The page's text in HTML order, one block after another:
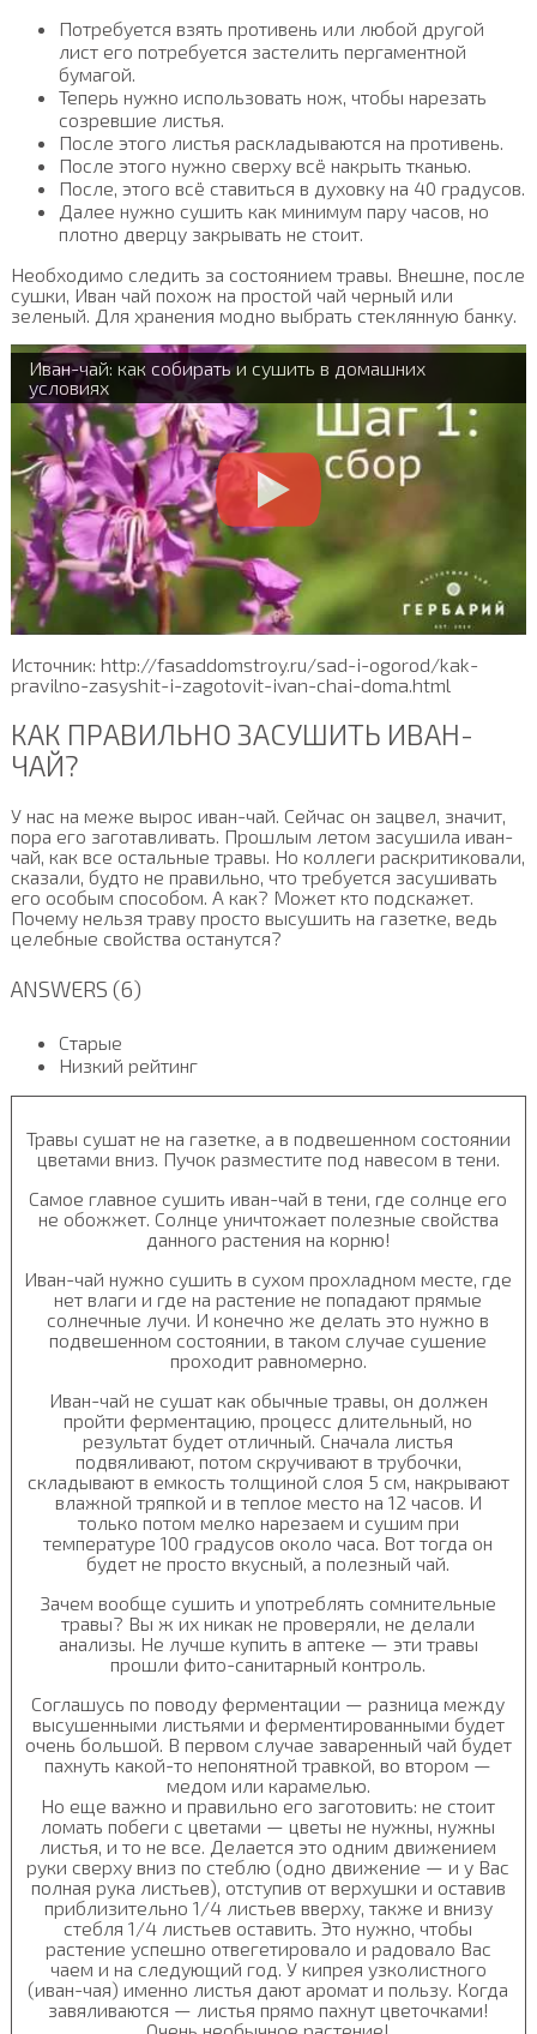
Потребуется взять противень или любой другой
лист его потребуется застелить пергаментной
бумагой.
Теперь нужно использовать нож, чтобы нарезать
созревшие листья.
После этого листья раскладываются на противень.
После этого нужно сверху всё накрыть тканью.
После, этого всё ставиться в духовку на 40 градусов.
Далее нужно сушить как минимум пару часов, но
плотно дверцу закрывать не стоит.
Необходимо следить за состоянием травы. Внешне, после
сушки, Иван чай похож на простой чай черный или
зеленый. Для хранения модно выбрать стеклянную банку.
Иван-чай: как собирать и сушить в домашних
условиях
Источник: http://fasaddomstroy.ru/sad-i-ogorod/kak-
pravilno-zasyshit-i-zagotovit-ivan-chai-doma.html
КАК ПРАВИЛЬНО ЗАСУШИТЬ ИВАН-
ЧАЙ?
У нас на меже вырос иван-чай. Сейчас он зацвел, значит,
пора его заготавливать. Прошлым летом засушила иван-
чай, как все остальные травы. Но коллеги раскритиковали,
сказали, будто не правильно, что требуется засушивать
его особым способом. А как? Может кто подскажет.
Почему нельзя траву просто высушить на газетке, ведь
целебные свойства останутся?
ANSWERS (6)
Старые
Низкий рейтинг
Травы сушат не на газетке, а в подвешенном состоянии
цветами вниз. Пучок разместите под навесом в тени.
Самое главное сушить иван-чай в тени, где солнце его
не обожжет. Солнце уничтожает полезные свойства
данного растения на корню!
Иван-чай нужно сушить в сухом прохладном месте, где
нет влаги и где на растение не попадают прямые
солнечные лучи. И конечно же делать это нужно в
подвешенном состоянии, в таком случае сушение
проходит равномерно.
Иван-чай не сушат как обычные травы, он должен
пройти ферментацию, процесс длительный, но
результат будет отличный. Сначала листья
подвяливают, потом скручивают в трубочки,
складывают в емкость толщиной слоя 5 см, накрывают
влажной тряпкой и в теплое место на 12 часов. И
только потом мелко нарезаем и сушим при
температуре 100 градусов около часа. Вот тогда он
будет не просто вкусный, а полезный чай.
Зачем вообще сушить и употреблять сомнительные
травы? Вы ж их никак не проверяли, не делали
анализы. Не лучше купить в аптеке — эти травы
прошли фито-санитарный контроль.
Соглашусь по поводу ферментации — разница между
высушенными листьями и ферментированными будет
очень большой. В первом случае заваренный чай будет
пахнуть какой-то непонятной травкой, во втором —
медом или карамелью.
Но еще важно и правильно его заготовить: не стоит
ломать побеги с цветами — цветы не нужны, нужны
листья, и то не все. Делается это одним движением
руки сверху вниз по стеблю (одно движение — и у Вас
полная рука листьев), отступив от верхушки и оставив
приблизительно 1/4 листьев вверху, также и внизу
стебля 1/4 листьев оставить. Это нужно, чтобы
растение успешно отвегетировало и радовало Вас
чаем и на следующий год. У кипрея узколистного
(иван-чая) именно листья дают аромат и пользу. Когда
завяливаются — листья прямо пахнут цветочками!